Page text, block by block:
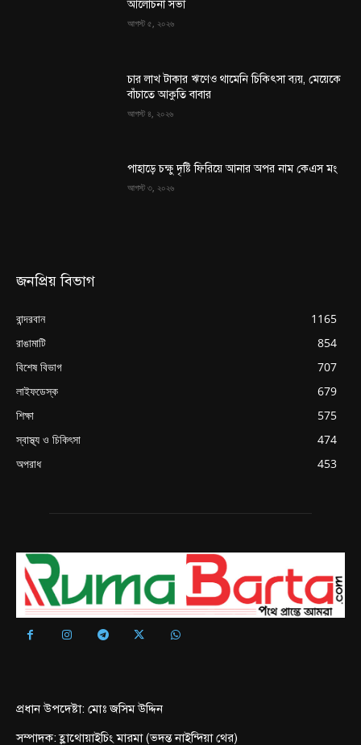
আলোচনা সভা
আগস্ট ৫, ২০২৬
চার লাখ টাকার ঋণেও থামেনি চিকিৎসা ব্যয়, মেয়েকে
বাঁচাতে আকুতি বাবার
আগস্ট ৪, ২০২৬
পাহাড়ে চক্ষু দৃষ্টি ফিরিয়ে আনার অপর নাম কেএস মং
আগস্ট ৩, ২০২৬
জনপ্রিয় বিভাগ
বান্দরবান
1165
রাঙামাটি
854
বিশেষ বিভাগ
707
লাইফডেস্ক
679
শিক্ষা
575
স্বাস্থ্য ও চিকিৎসা
474
অপরাধ
453
প্রধান উপদেষ্টা: মোঃ জসিম উদ্দিন
সম্পাদক: হ্লাথোয়াইচিং মারমা (ভদন্ত নাইন্দিয়া থের)